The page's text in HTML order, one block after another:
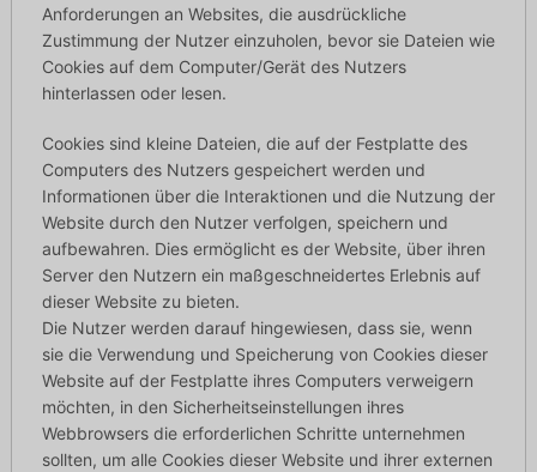
Anforderungen an Websites, die ausdrückliche
Zustimmung der Nutzer einzuholen, bevor sie Dateien wie
Cookies auf dem Computer/Gerät des Nutzers
hinterlassen oder lesen.
Cookies sind kleine Dateien, die auf der Festplatte des
Computers des Nutzers gespeichert werden und
Informationen über die Interaktionen und die Nutzung der
Website durch den Nutzer verfolgen, speichern und
aufbewahren. Dies ermöglicht es der Website, über ihren
Server den Nutzern ein maßgeschneidertes Erlebnis auf
dieser Website zu bieten.
Die Nutzer werden darauf hingewiesen, dass sie, wenn
sie die Verwendung und Speicherung von Cookies dieser
Website auf der Festplatte ihres Computers verweigern
möchten, in den Sicherheitseinstellungen ihres
Webbrowsers die erforderlichen Schritte unternehmen
sollten, um alle Cookies dieser Website und ihrer externen